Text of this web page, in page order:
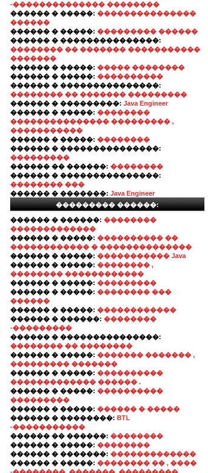
-�������������� ��������
������ � �����: ���������������
������
������ � �����: ��������� ������
������ � ���������������:
�������� �� ������� �����������
�������
������ � �����: ����� ��������
������ � �����: ����������
������ � ���������������:
�������� �� ������� ���������
������ � ���������: Java Engineer
������ � �����: ��������
��������������� ��������� ,
�����������
������ � �����: ��������
������ � ���������������:
���������
������ �� ������: ��������
������ � ���������������:
�������� ���
������ � �������: Java Engineer
��������� ������:
������ � ������: ��������
�������������
������ � �����: ���������� ��
������������ � ��������������
������ � �����: ����������� Java
������ � �����: �������� ,
�������� ������������
������ � �����: ���������
������ � �����: �������� ���
������
������ � �����: ������������
������ � ������: ��������
-���������
������ � ���������������:
�������� �� ��������
������ � �����: ������� ������� ,
��������� �������
������ � �����: ����������
������������� ������ .
������ � �����: ����������
���������
������ � �����: ������ � �����
������ � ��������: BTL
-�����������
������ �� ������: ��������
������ � �����: ��������
������ � �������: �������������
������ � �����: �������� �� , ����